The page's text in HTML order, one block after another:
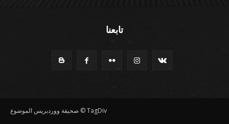
تابعنا
صحيفة ووردبريس الموضوع © TagDiv